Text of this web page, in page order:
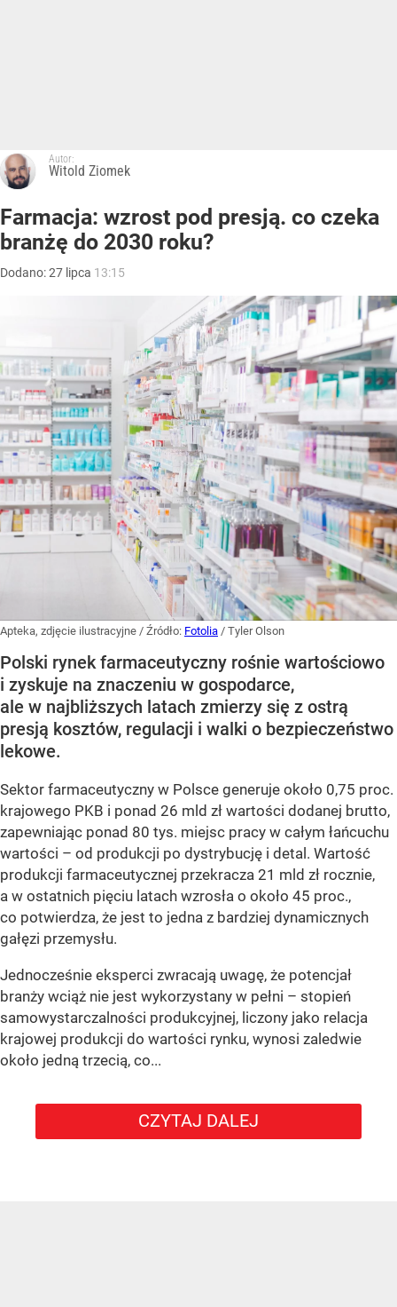
Autor:
Witold Ziomek
Farmacja: wzrost pod presją. co czeka
branżę do 2030 roku?
Dodano:27 lipca 13:15
Apteka, zdjęcie ilustracyjne / Źródło: Fotolia / Tyler Olson
Polski rynek farmaceutyczny rośnie wartościowo
i zyskuje na znaczeniu w gospodarce,
ale w najbliższych latach zmierzy się z ostrą
presją kosztów, regulacji i walki o bezpieczeństwo
lekowe.
Sektor farmaceutyczny w Polsce generuje około 0,75 proc.
krajowego PKB i ponad 26 mld zł wartości dodanej brutto,
zapewniając ponad 80 tys. miejsc pracy w całym łańcuchu
wartości – od produkcji po dystrybucję i detal. Wartość
produkcji farmaceutycznej przekracza 21 mld zł rocznie,
a w ostatnich pięciu latach wzrosła o około 45 proc.,
co potwierdza, że jest to jedna z bardziej dynamicznych
gałęzi przemysłu.
Jednocześnie eksperci zwracają uwagę, że potencjał
branży wciąż nie jest wykorzystany w pełni – stopień
samowystarczalności produkcyjnej, liczony jako relacja
krajowej produkcji do wartości rynku, wynosi zaledwie
około jedną trzecią, co...
CZYTAJ DALEJ